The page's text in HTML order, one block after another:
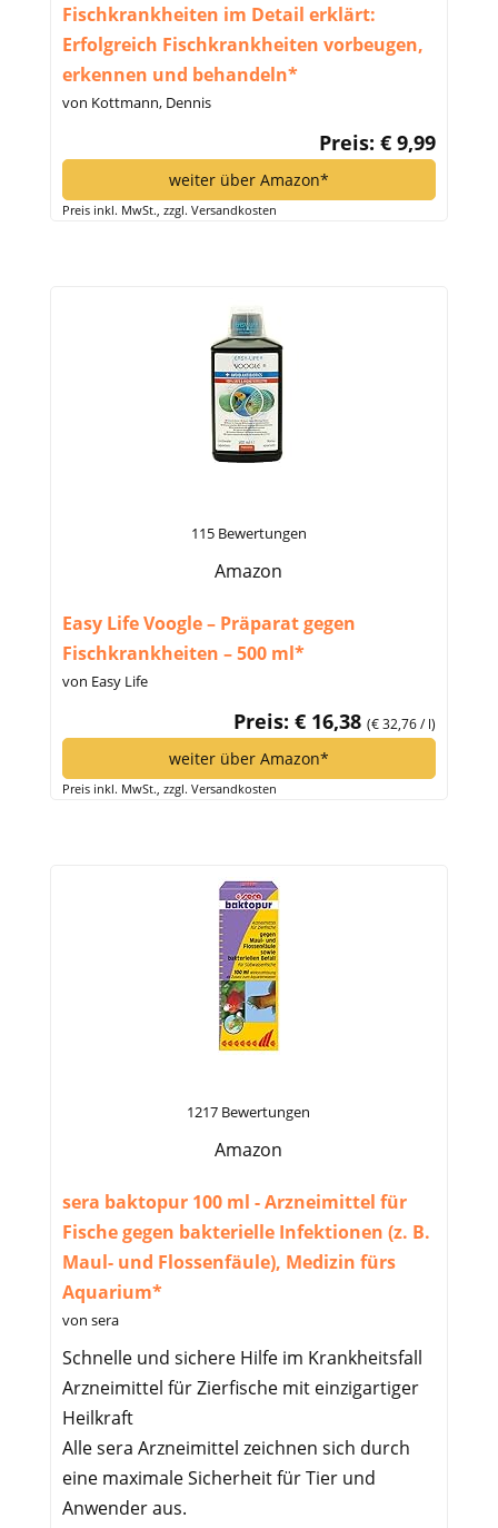
Fischkrankheiten im Detail erklärt:
Erfolgreich Fischkrankheiten vorbeugen,
erkennen und behandeln*
von Kottmann, Dennis
Preis: € 9,99
weiter über Amazon*
Preis inkl. MwSt., zzgl. Versandkosten
115 Bewertungen
Amazon
Easy Life Voogle – Präparat gegen
Fischkrankheiten – 500 ml*
von Easy Life
Preis: € 16,38(€ 32,76 / l)
weiter über Amazon*
Preis inkl. MwSt., zzgl. Versandkosten
1217 Bewertungen
Amazon
sera baktopur 100 ml - Arzneimittel für
Fische gegen bakterielle Infektionen (z. B.
Maul- und Flossenfäule), Medizin fürs
Aquarium*
von sera
Schnelle und sichere Hilfe im Krankheitsfall
Arzneimittel für Zierfische mit einzigartiger
Heilkraft
Alle sera Arzneimittel zeichnen sich durch
eine maximale Sicherheit für Tier und
Anwender aus.